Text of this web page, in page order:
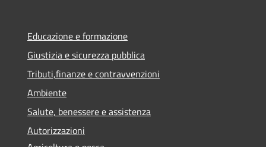
Educazione e formazione
Giustizia e sicurezza pubblica
Tributi,finanze e contravvenzioni
Ambiente
Salute, benessere e assistenza
Autorizzazioni